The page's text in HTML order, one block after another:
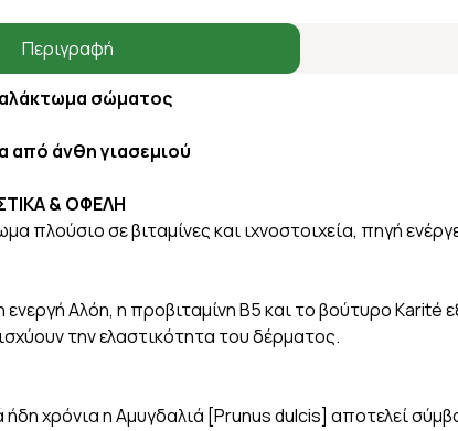
Περιγραφή
σώματος
άνθη γιασεμιού
& ΟΦΕΛΗ
πλούσιο σε βιταμίνες και ιχνοστοιχεία, πηγή
ενεργή Αλόη, η προβιταμίνη Β5 και το βούτυρο
την ελαστικότητα του δέρματος.
χρόνια η Aμυγδαλιά [Prunus dulcis] αποτελεί